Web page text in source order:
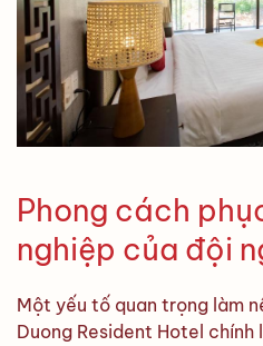
Phong cách
nghiệp của đội
Một yếu tố quan trọng làm
Duong Resident Hotel